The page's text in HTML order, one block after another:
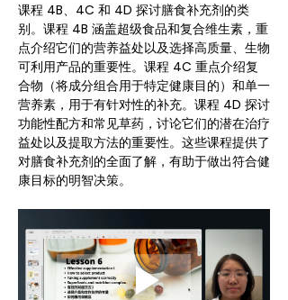
课程 4B、4C 和 4D 探讨膳食补充剂的类
别。课程 4B 涵盖超级食品和复合维生素，重
点介绍它们的营养益处以及选择高质量、生物
可利用产品的重要性。课程 4C 重点介绍复
合物（将成分组合用于特定健康目的）和单一
营养素，用于有针对性的补充。课程 4D 探讨
功能性配方和常见草药，讨论它们的潜在治疗
益处以及提取方法的重要性。这些课程提供了
对膳食补充剂的全面了解，有助于做出符合健
康目标的明智决策。